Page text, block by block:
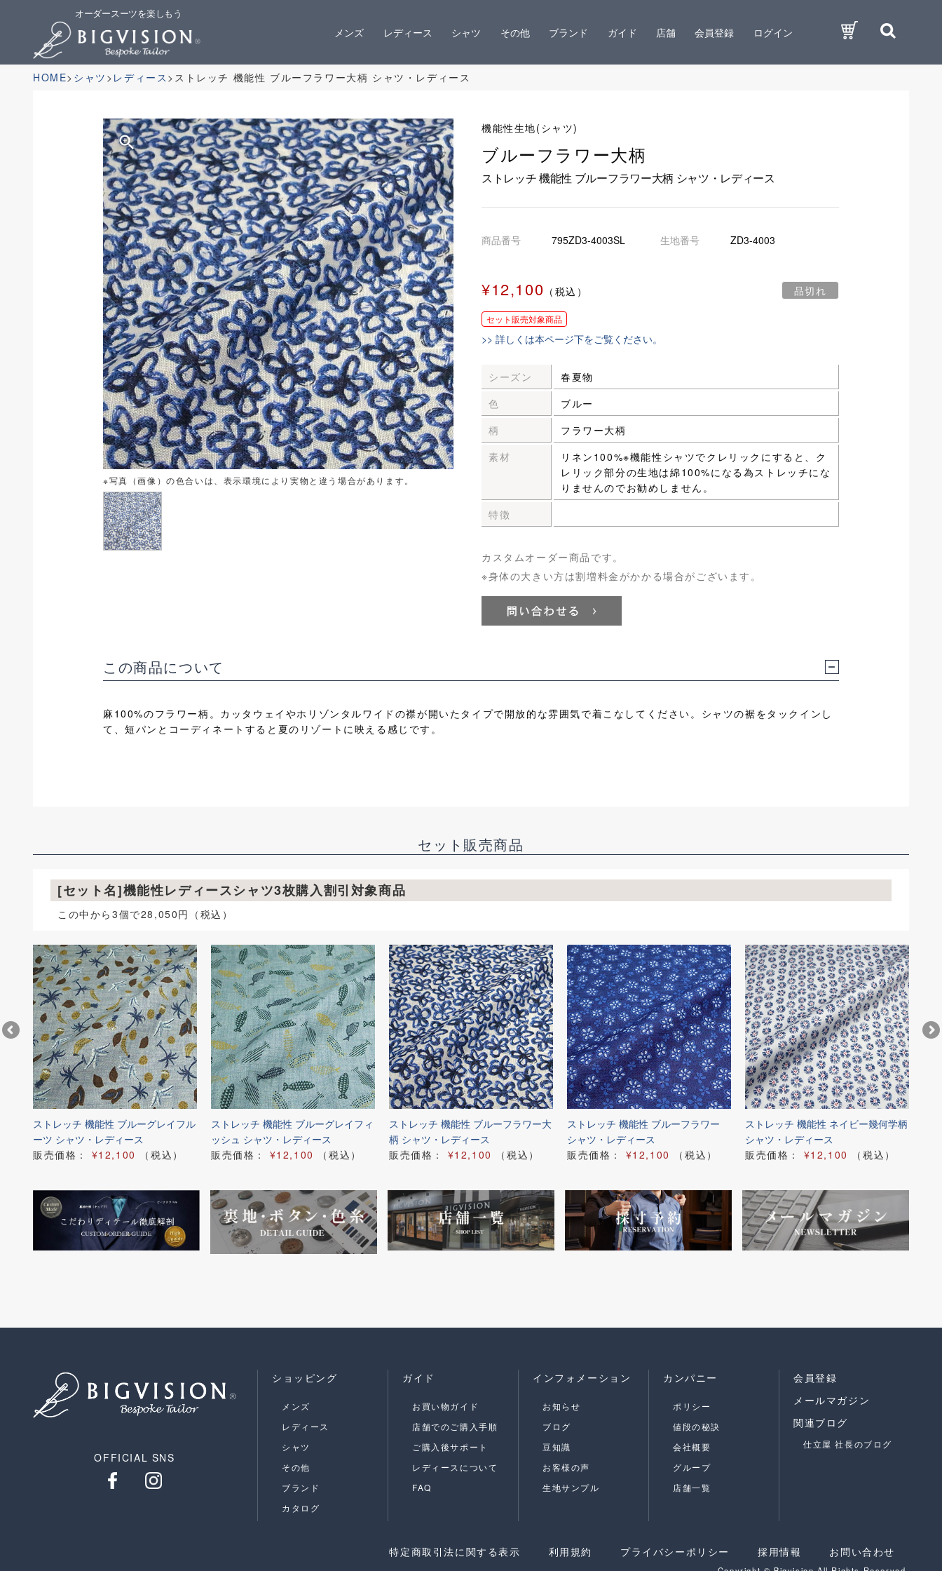
オーダースーツを楽しもう
メンズ レディース シャツ その他 ブランド ガイド 店舗 会員登録 ログイン
HOME シャツ レディース ストレッチ 機能性 ブルーフラワー大柄 シャツ・レディース
zoom_in
※写真（画像）の色合いは、表示環境により実物と違う場合があります。
機能性生地(シャツ)
ブルーフラワー大柄
ストレッチ 機能性 ブルーフラワー大柄 シャツ・レディース
商品番号 795ZD3-4003SL 生地番号 ZD3-4003
¥12,100 （税込） 品切れ
セット販売対象商品
>> 詳しくは本ページ下をご覧ください。
シーズン
春夏物
色
ブルー
柄
フラワー大柄
素材
リネン100%※機能性シャツでクレリックにすると、ク
レリック部分の生地は綿100%になる為ストレッチにな
りませんのでお勧めしません。
特徴
カスタムオーダー商品です。
※身体の大きい方は割増料金がかかる場合がございます。
この商品について
麻100%のフラワー柄。カッタウェイやホリゾンタルワイドの襟が開いたタイプで開放的な雰囲気で着こなしてください。シャツの裾をタックインし
て、短パンとコーディネートすると夏のリゾートに映える感じです。
セット販売商品
[セット名]機能性レディースシャツ3枚購入割引対象商品
この中から3個で28,050円（税込）
ストレッチ 機能性 ブルーグレイフル
ーツ シャツ・レディース
販売価格： ¥12,100 （税込）
ストレッチ 機能性 ブルーグレイフィ
ッシュ シャツ・レディース
販売価格： ¥12,100 （税込）
ストレッチ 機能性 ブルーフラワー大
柄 シャツ・レディース
販売価格： ¥12,100 （税込）
ストレッチ 機能性 ブルーフラワー
シャツ・レディース
販売価格： ¥12,100 （税込）
ストレッチ 機能性 ネイビー幾何学柄
シャツ・レディース
販売価格： ¥12,100 （税込）
OFFICIAL SNS
ショッピング
メンズ
レディース
シャツ
その他
ブランド
カタログ
ガイド
お買い物ガイド
店舗でのご購入手順
ご購入後サポート
レディースについて
FAQ
インフォメーション
お知らせ
ブログ
豆知識
お客様の声
生地サンプル
カンパニー
ポリシー
値段の秘訣
会社概要
グループ
店舗一覧
会員登録
メールマガジン
関連ブログ
仕立屋 社長のブログ
特定商取引法に関する表示 利用規約 プライバシーポリシー 採用情報 お問い合わせ